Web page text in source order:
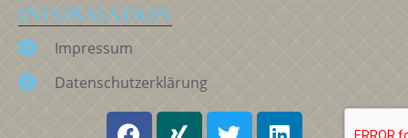
INFORMATION
Impressum
Datenschutzerklärung